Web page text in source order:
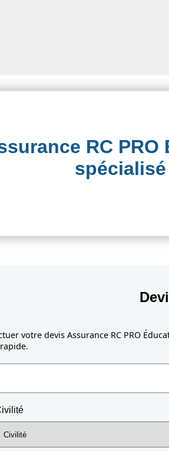
RC PRO
spécialisé
votre devis Assurance RC PRO